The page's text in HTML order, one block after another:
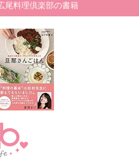
尾料理倶楽部の書籍